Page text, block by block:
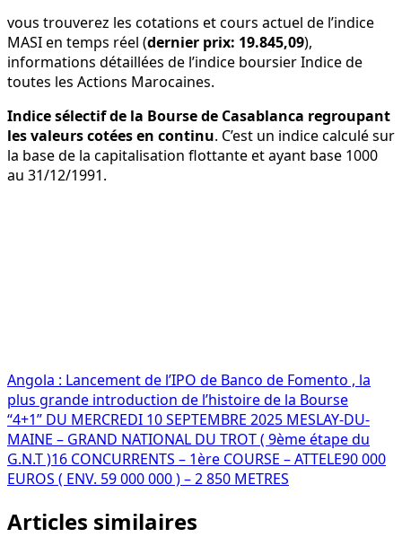
vous trouverez les cotations et cours actuel de l’indice
MASI en temps réel (dernier prix: 19.845,09),
informations détaillées de l’indice boursier Indice de
toutes les Actions Marocaines.
Indice sélectif de la Bourse de Casablanca regroupant
les valeurs cotées en continu. C’est un indice calculé sur
la base de la capitalisation flottante et ayant base 1000
au 31/12/1991.
Navigation
de
l’article
Angola : Lancement de l’IPO de Banco de Fomento , la
plus grande introduction de l’histoire de la Bourse
“4+1” DU MERCREDI 10 SEPTEMBRE 2025 MESLAY-DU-
MAINE – GRAND NATIONAL DU TROT ( 9ème étape du
G.N.T )16 CONCURRENTS – 1ère COURSE – ATTELE90 000
EUROS ( ENV. 59 000 000 ) – 2 850 METRES
Articles similaires